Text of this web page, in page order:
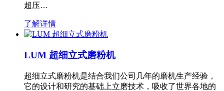
超压…
了解详情
LUM 超细立式磨粉机
超细立式磨粉机是结合我们公司几年的磨机生产经验，
它的设计和研究的基础上立磨技术，吸收了世界各地的